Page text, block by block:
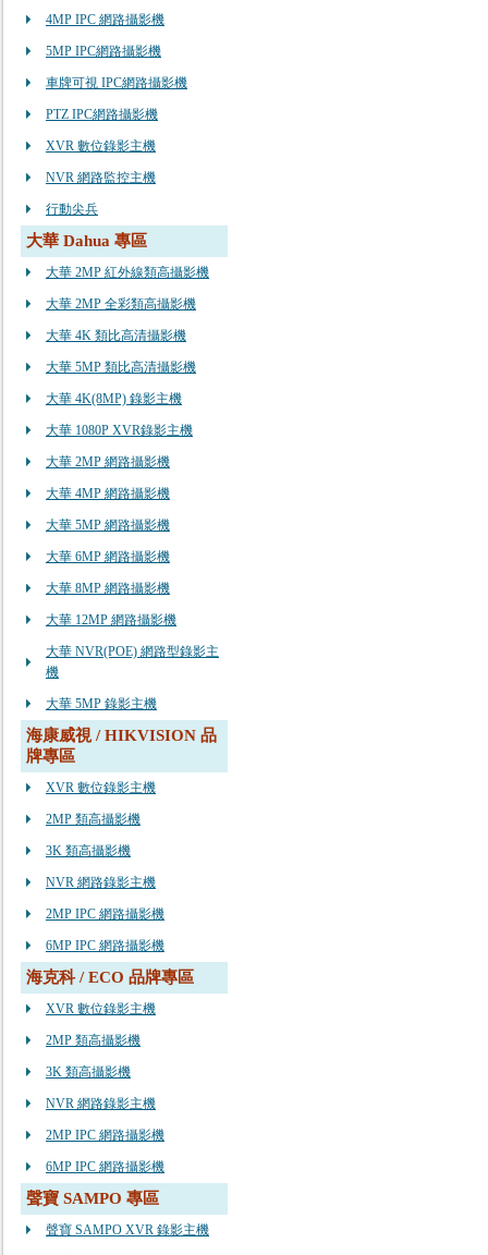
4MP IPC 網路攝影機
5MP IPC網路攝影機
車牌可視 IPC網路攝影機
PTZ IPC網路攝影機
XVR 數位錄影主機
NVR 網路監控主機
行動尖兵
大華 Dahua 專區
大華 2MP 紅外線類高攝影機
大華 2MP 全彩類高攝影機
大華 4K 類比高清攝影機
大華 5MP 類比高清攝影機
大華 4K(8MP) 錄影主機
大華 1080P XVR錄影主機
大華 2MP 網路攝影機
大華 4MP 網路攝影機
大華 5MP 網路攝影機
大華 6MP 網路攝影機
大華 8MP 網路攝影機
大華 12MP 網路攝影機
大華 NVR(POE) 網路型錄影主
機
大華 5MP 錄影主機
海康威視 / HIKVISION 品
牌專區
XVR 數位錄影主機
2MP 類高攝影機
3K 類高攝影機
NVR 網路錄影主機
2MP IPC 網路攝影機
6MP IPC 網路攝影機
海克科 / ECO 品牌專區
XVR 數位錄影主機
2MP 類高攝影機
3K 類高攝影機
NVR 網路錄影主機
2MP IPC 網路攝影機
6MP IPC 網路攝影機
聲寶 SAMPO 專區
聲寶 SAMPO XVR 錄影主機